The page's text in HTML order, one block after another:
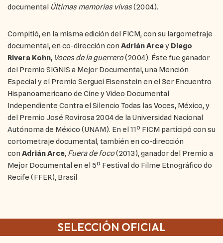
documental Últimas memorias vivas(2004).
Compitió, en la misma edición del FICM, con su largometraje
documental, en co-dirección con Adrián Arcey Diego
Rivera Kohn, Voces de la guerrero(2004). Éste fue ganador
del Premio SIGNIS a Mejor Documental, una Mención
Especial y el Premio Serguei Eisenstein en el 3er Encuentro
Hispanoamericano de Cine y Video Documental
Independiente Contra el Silencio Todas las Voces, México, y
del Premio José Rovirosa 2004 de la Universidad Nacional
Autónoma de México (UNAM). En el 11º FICM participó con su
cortometraje documental, también en co-dirección
con Adrián Arce, Fuera de foco(2013), ganador del Premio a
Mejor Documental en el 5º Festival do Filme Etnográfico do
Recife (FFER), Brasil
SELECCIÓN OFICIAL